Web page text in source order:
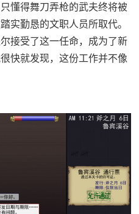
懂得舞刀弄枪的武夫终将被
实勤恳的文职人员所取代。
接受了这一任命，成为了新
快就发现，这份工作并不像